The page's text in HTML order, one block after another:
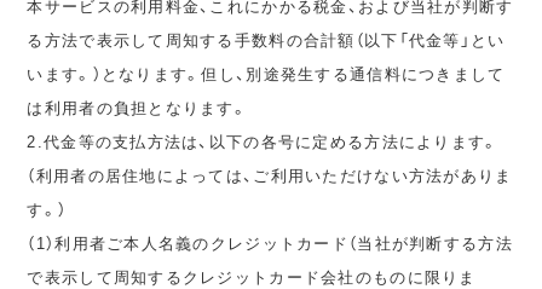
本サービスの利用料金、これにかかる税金、および当社が判断す
る方法で表示して周知する手数料の合計額（以下「代金等」とい
います。）となります。但し、別途発生する通信料につきまして
は利用者の負担となります。
2.代金等の支払方法は、以下の各号に定める方法によります。
（利用者の居住地によっては、ご利用いただけない方法がありま
す。）
（1）利用者ご本人名義のクレジットカード（当社が判断する方法
で表示して周知するクレジットカード会社のものに限りま